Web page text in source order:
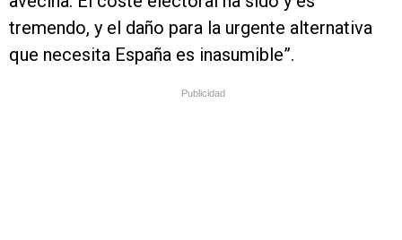
tremendo, y el daño para la urgente alternativa
que necesita España es inasumible”.
Publicidad